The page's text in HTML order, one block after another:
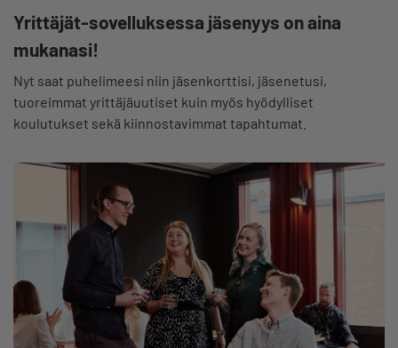
Yrittäjät-sovelluksessa jäsenyys on aina
mukanasi!
Nyt saat puhelimeesi niin jäsenkorttisi, jäsenetusi,
tuoreimmat yrittäjäuutiset kuin myös hyödylliset
koulutukset sekä kiinnostavimmat tapahtumat.